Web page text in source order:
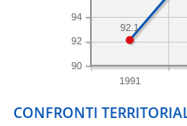
1991
90
92
94
92.1
CONFRONTI